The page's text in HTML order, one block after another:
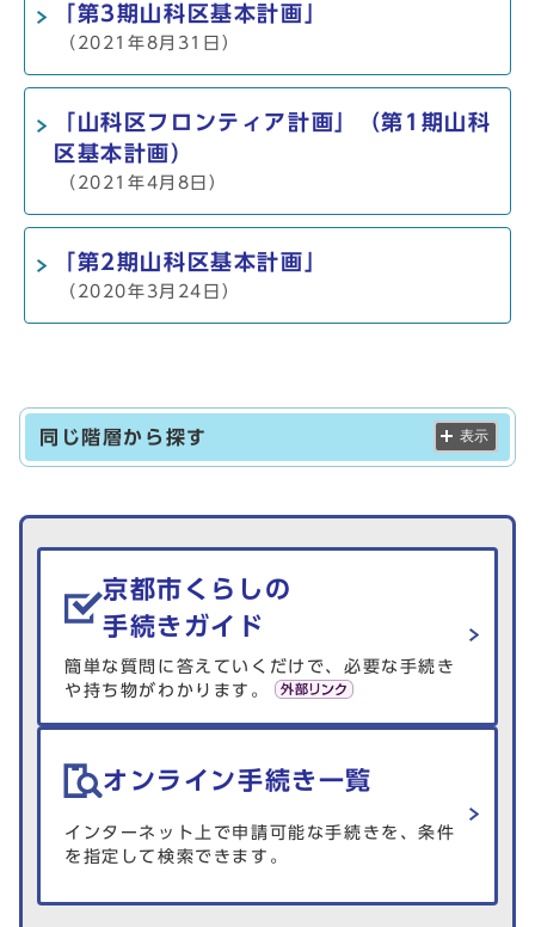
「第3期山科区基本計画」
（2021年8月31日）
「山科区フロンティア計画」（第1期山科
区基本計画）
（2021年4月8日）
「第2期山科区基本計画」
（2020年3月24日）
同じ階層から探す 表示
生活情報を探す
京都市くらしの
手続きガイド
簡単な質問に答えていくだけで、必要な手続き
や持ち物がわかります。
オンライン手続き一覧
インターネット上で申請可能な手続きを、条件
を指定して検索できます。